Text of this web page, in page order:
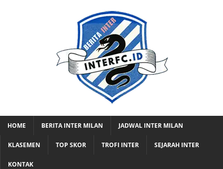
HOME BERITA INTER MILAN JADWAL INTER MILAN
KLASEMEN TOP SKOR TROFI INTER SEJARAH INTER
KONTAK